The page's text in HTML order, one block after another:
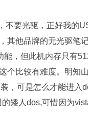
不要光驱，正好我的
其他品牌的无光驱笔
能，但此机内存只有
个比较有难度。明知
，可是怎么才能进
矮人dos,可惜因为